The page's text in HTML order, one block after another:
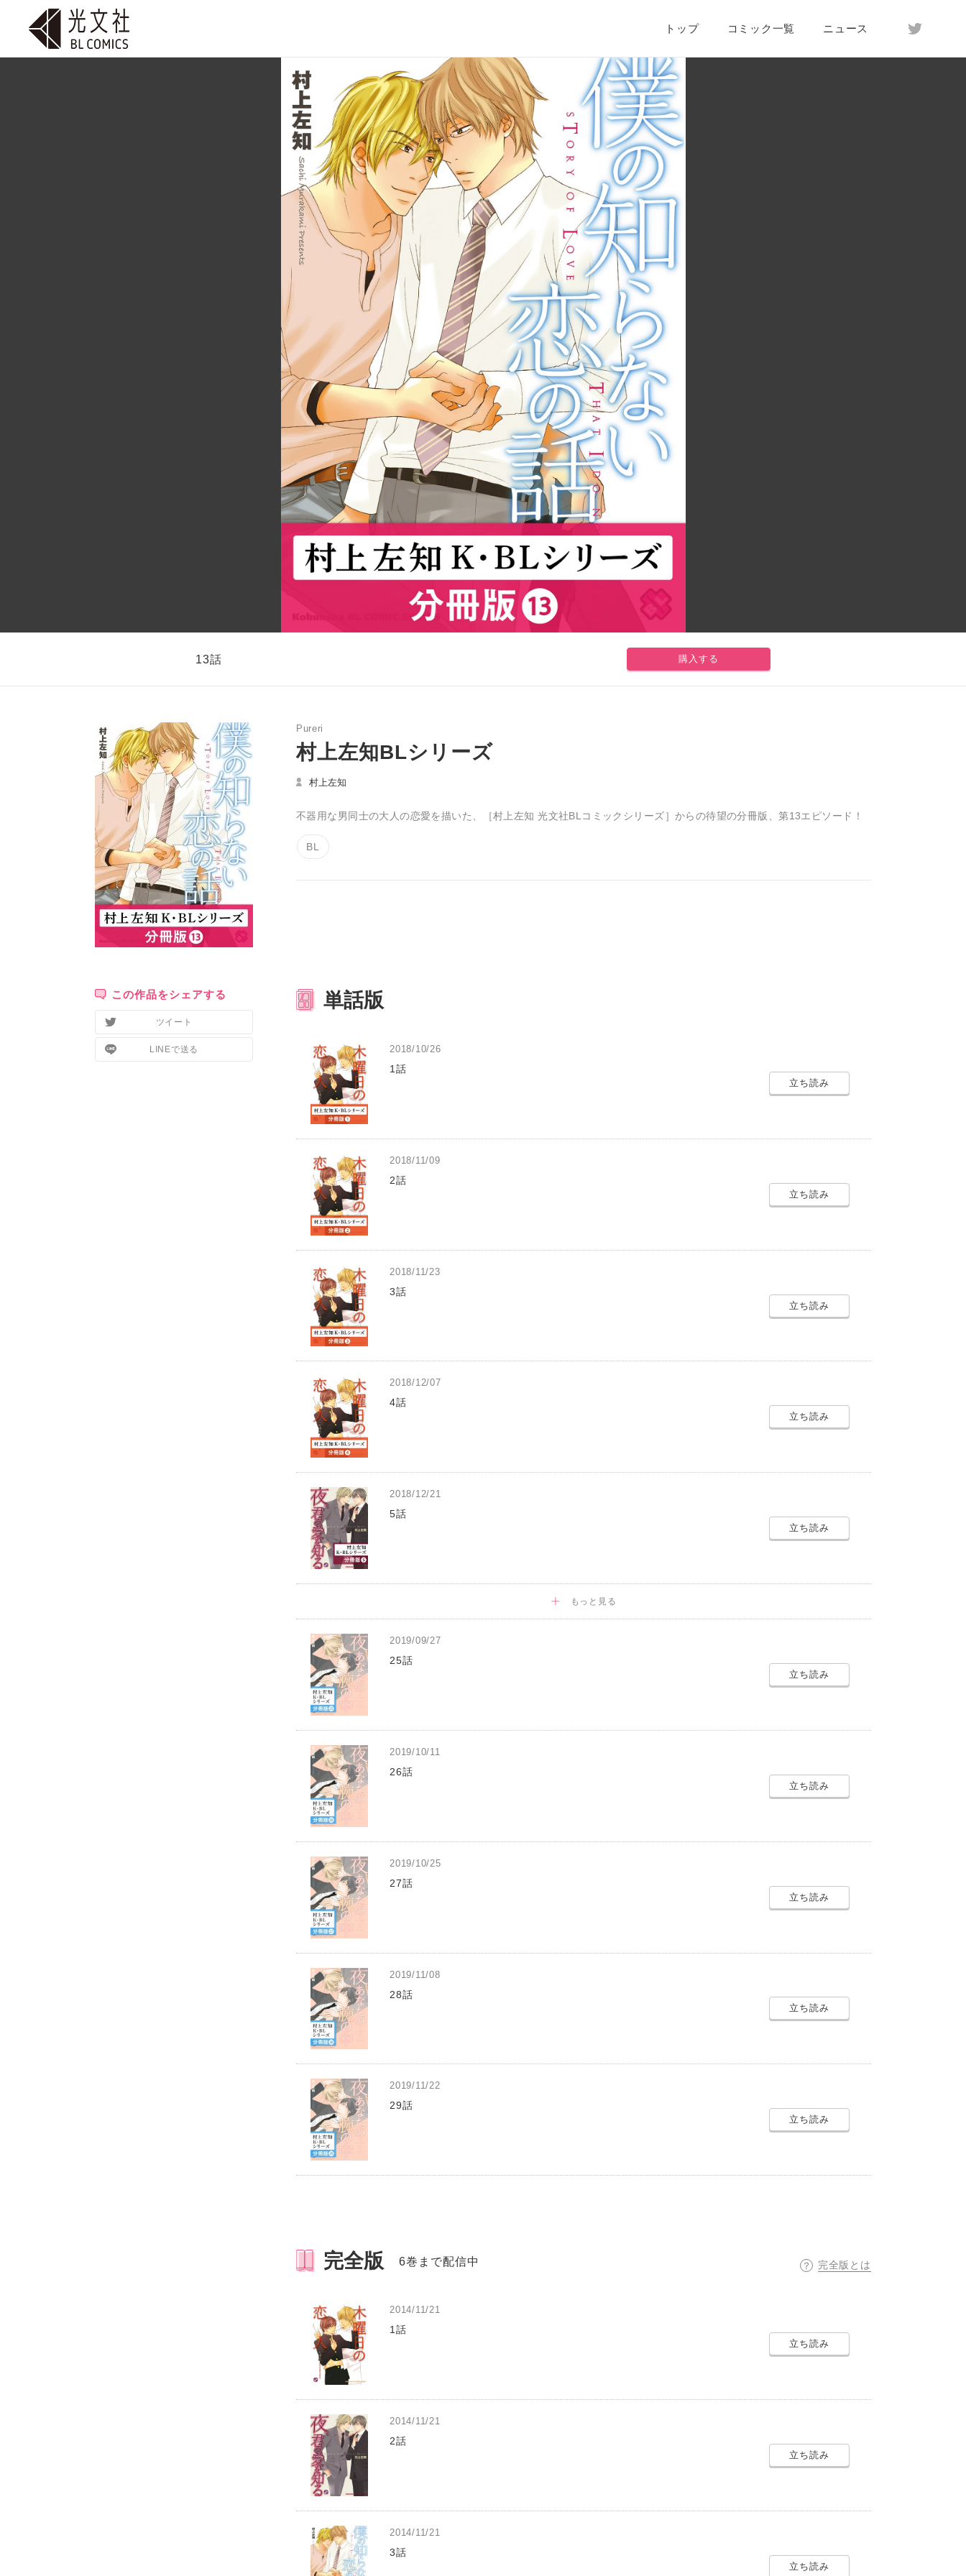
トップ コミック一覧 ニュース
13話 購入する
この作品をシェアする
ツイート
LINEで送る
Pureri
村上左知BLシリーズ
村上左知
不器用な男同士の大人の恋愛を描いた、［村上左知 光文社BLコミックシリーズ］からの待望の分冊版、第13エピソード！
BL
単話版
2018/10/26
1話
立ち読み
2018/11/09
2話
立ち読み
2018/11/23
3話
立ち読み
2018/12/07
4話
立ち読み
2018/12/21
5話
立ち読み
もっと見る
2019/09/27
25話
立ち読み
2019/10/11
26話
立ち読み
2019/10/25
27話
立ち読み
2019/11/08
28話
立ち読み
2019/11/22
29話
立ち読み
完全版 6巻まで配信中 完全版とは
2014/11/21
1話
立ち読み
2014/11/21
2話
立ち読み
2014/11/21
3話
立ち読み